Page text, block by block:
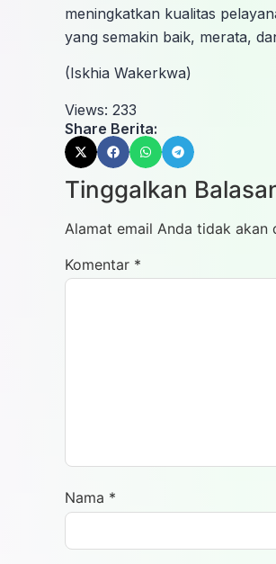
meningkatkan kualitas
yang semakin baik, merata,
(Iskhia Wakerkwa)
Views: 233
Share Berita:
Tinggalkan
Alamat email Anda tidak akan
Komentar *
Nama *